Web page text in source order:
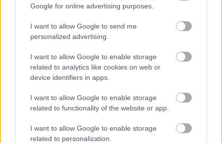
Google for online advertising purposes.
I want to allow Google to send me
personalized advertising.
I want to allow Google to enable storage
related to analytics like cookies on web or
device identifiers in apps.
I want to allow Google to enable storage
related to functionality of the website or app.
I want to allow Google to enable storage
related to personalization.
Az előző évekhez hasonlóan a katasztrófavédelem idén is
rendezvénysorozatot, melynek nyitó napján dr. Balázs Gábor tű.
ezredes megyei igazgató sajtótájékoztatón beszélt a
rendezvény céljáról a Szekszárdi Katasztrófavédelmi
Megismétlik a választást Szekszárd két egyéni
választókerületében